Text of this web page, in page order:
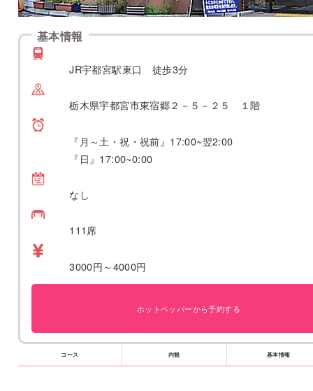
コース 内観 基本情報
基本情報
JR宇都宮駅東口 徒歩3分
栃木県宇都宮市東宿郷２－５－２５ １階
『月～土・祝・祝前』17:00~翌2:00
『日』17:00~0:00
なし
111席
3000円～4000円
ホットペッパーから予約する